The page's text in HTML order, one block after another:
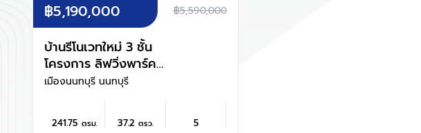
฿5,190,000 ฿5,590,000
บ้านรีโนเวทใหม่ 3 ชั้น
โครงการ ลิฟวิ่งพาร์ค
พระราม5 เนื้อที่ 37.2 ตร.ว.
พื้นที่ใช้สอย 241.75 ตร.ม.
เมืองนนทบุรี นนทบุรี
241.75 ตรม. 37.2 ตรว. 5